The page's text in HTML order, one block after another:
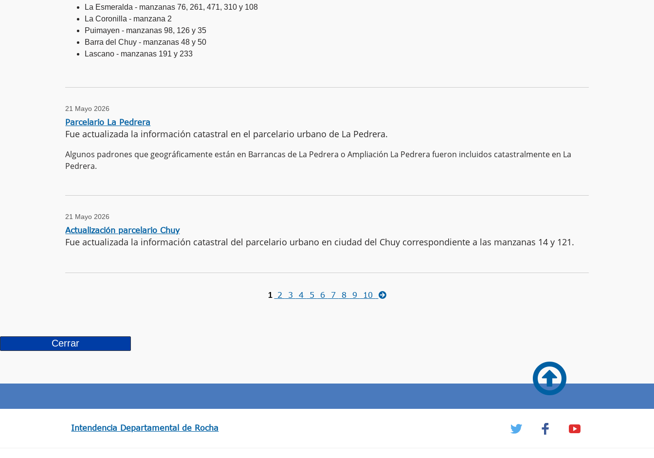
La Esmeralda - manzanas 76, 261, 471, 310 y 108
La Coronilla - manzana 2
Puimayen - manzanas 98, 126 y 35
Barra del Chuy - manzanas 48 y 50
Lascano - manzanas 191 y 233
21 Mayo 2026
Parcelario La Pedrera
Fue actualizada la información catastral en el parcelario urbano de La Pedrera.
Algunos padrones que geográficamente están en Barrancas de La Pedrera o Ampliación La Pedrera fueron incluidos catastralmente en La
Pedrera.
21 Mayo 2026
Actualización parcelario Chuy
Fue actualizada la información catastral del parcelario urbano en ciudad del Chuy correspondiente a las manzanas 14 y 121.
1 2 3 4 5 6 7 8 9 10
Intendencia Departamental de Rocha